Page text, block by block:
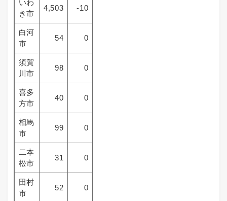
いわ
き市
4,503 -10
白河
市
54 0
須賀
川市
98 0
喜多
方市
40 0
相馬
市
99 0
二本
松市
31 0
田村
市
52 0